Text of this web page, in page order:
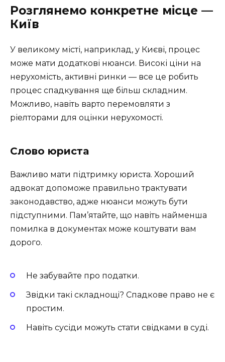
Розглянемо конкретне місце —
Київ
У великому місті, наприклад, у Києві, процес
може мати додаткові нюанси. Високі ціни на
нерухомість, активні ринки — все це робить
процес спадкування ще більш складним.
Можливо, навіть варто перемовляти з
ріелторами для оцінки нерухомості.
Слово юриста
Важливо мати підтримку юриста. Хороший
адвокат допоможе правильно трактувати
законодавство, адже нюанси можуть бути
підступними. Пам’ятайте, що навіть найменша
помилка в документах може коштувати вам
дорого.
Не забувайте про податки.
Звідки такі складнощі? Спадкове право не є
простим.
Навіть сусіди можуть стати свідками в суді.